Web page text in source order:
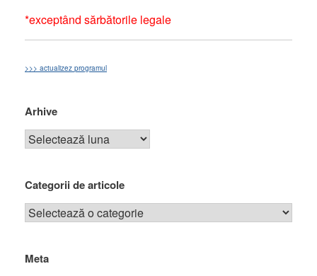
*exceptând sărbătorile legale
>>> actualizez programul
Arhive
Categorii de articole
Meta